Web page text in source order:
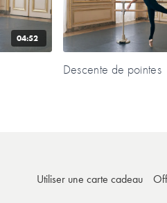
04:52
Descente de pointes
Utiliser une carte cadeau